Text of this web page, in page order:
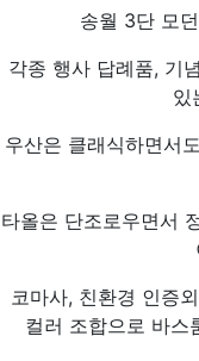
송월 3단 모
각종 행사 답례품, 기
있
우산은 클래식하면서
타올은 단조로우면서
코마사, 친환경 인증
컬러 조합으로 바스